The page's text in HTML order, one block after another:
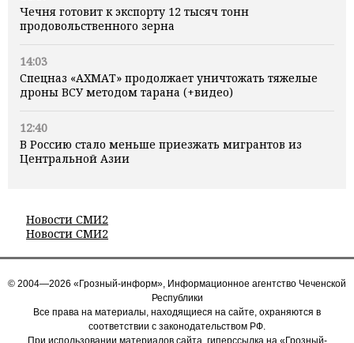
Чечня готовит к экспорту 12 тысяч тонн
продовольственного зерна
14:03
Спецназ «АХМАТ» продолжает уничтожать тяжелые
дроны ВСУ методом тарана (+видео)
12:40
В Россию стало меньше приезжать мигрантов из
Центральной Азии
Новости СМИ2
Новости СМИ2
© 2004—2026 «Грозный-информ», Информационное агентство Чеченской
Республики
Все права на материалы, находящиеся на сайте, охраняются в
соответствии с законодательством РФ.
При использовании материалов сайта, гиперссылка на «Грозный-